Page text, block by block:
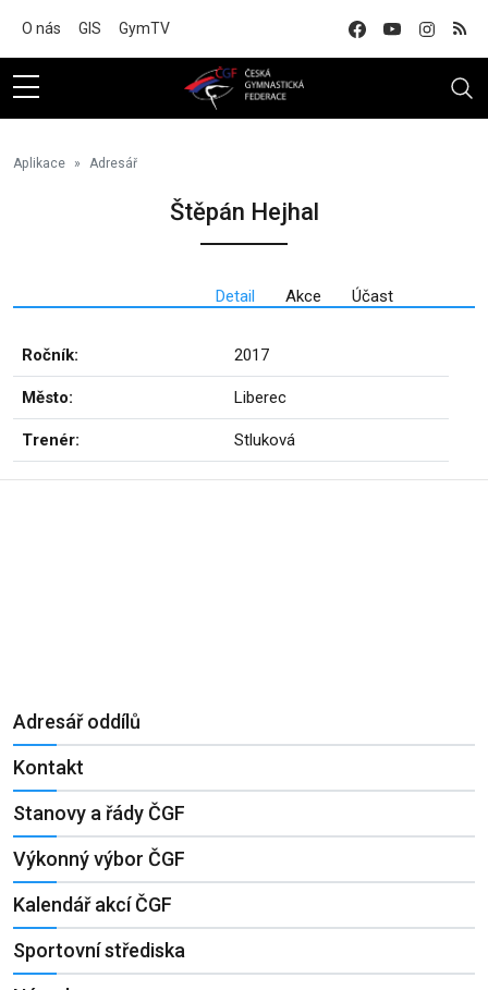
O nás GIS GymTV
Aplikace Adresář
Štěpán Hejhal
Detail Akce Účast
Ročník: 2017
Město: Liberec
Trenér: Stluková
Adresář oddílů
Kontakt
Stanovy a řády ČGF
Výkonný výbor ČGF
Kalendář akcí ČGF
Sportovní střediska